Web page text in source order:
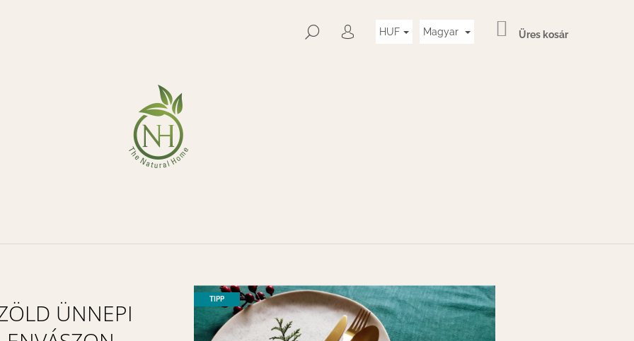
KERESÉS
BEJELENTKEZÉS
HUF Magyar KOSÁR
Üres kosár
ÜNNEPI
TIPP
KERESÉS